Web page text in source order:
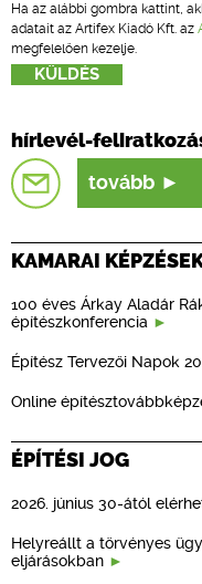
Ha az alábbi gombra kattint,
adatait az Artifex Kiadó Kft. az
megfelelően kezelje.
hírlevél-
tovább
KAMARAI
100 éves Árkay Aladár
építészkonferencia
Építész Tervezői Napok
Online
ÉPÍTÉSI JOG
2026. június 30-ától
Helyreállt a törvényes
eljárásokban